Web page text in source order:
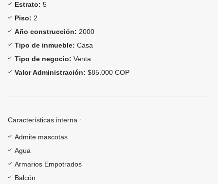
Estrato: 5
Piso: 2
Año construcción: 2000
Tipo de inmueble: Casa
Tipo de negocio: Venta
Valor Administración: $85.000 COP
Características interna :
Admite mascotas
Agua
Armarios Empotrados
Balcón